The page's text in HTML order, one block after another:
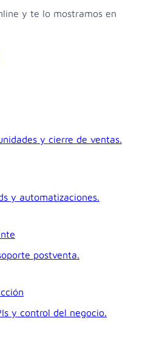
y te lo mostramos en
y cierre de ventas.
y automatizaciones.
postventa.
y control del negocio.